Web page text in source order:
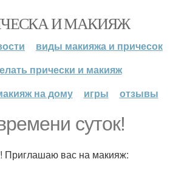
И МАКИЯЖ
виды макияжа и причесок
прически и макияж
на дому
игры отзывы
суток!
Приглашаю вас на макияж: